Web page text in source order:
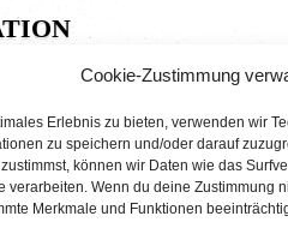
Cookie-Zustimmung
Erlebnis zu bieten, verwenden wir
zu speichern und/oder darauf
können wir Daten wie das
verarbeiten. Wenn du deine Zustimmung
Merkmale und Funktionen